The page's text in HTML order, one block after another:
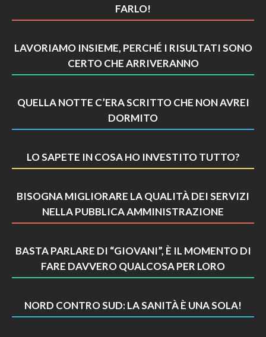
FARLO!
LAVORIAMO INSIEME, PERCHÉ I RISULTATI SONO
CERTO CHE ARRIVERANNO
QUELLA NOTTE C’ERA SCRITTO CHE NON AVREI
DORMITO
LO SAPETE IN COSA HO INVESTITO TUTTO?
BISOGNA MIGLIORARE LA QUALITÀ DEI SERVIZI
NELLA PUBBLICA AMMINISTRAZIONE
BASTA PARLARE DI “GIOVANI”, È IL MOMENTO DI
FARE DAVVERO QUALCOSA PER LORO
NORD CONTRO SUD: LA SANITÀ È UNA SOLA!